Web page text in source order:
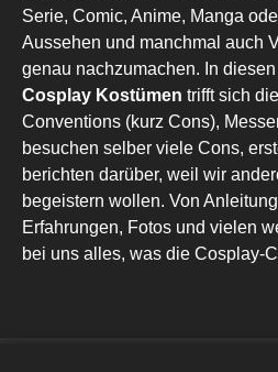
Serie, Comic, Anime, Manga
Aussehen und manchmal auch
genau nachzumachen. In
Cosplay Kostümen trifft sich
Conventions (kurz Cons),
besuchen selber viele Cons,
berichten darüber, weil wir
begeistern wollen. Von
Erfahrungen, Fotos und vielen
bei uns alles, was die Cosplay-